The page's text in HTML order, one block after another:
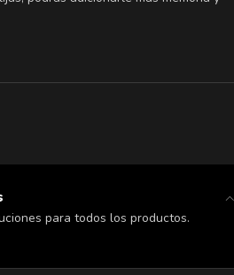
para todos los productos.